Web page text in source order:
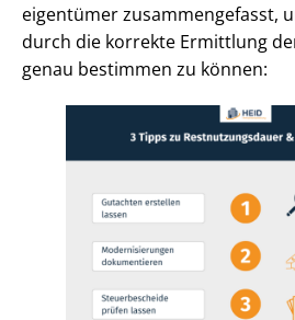
ei­gen­tü­mer zusammengefasst,
durch die korrekte Ermittlung
genau bestimmen zu können: